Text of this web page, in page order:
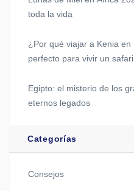
toda la vida
¿Por qué viajar a Kenia
perfecto para vivir un
Egipto: el misterio de los
eternos legados
Categorías
Consejos